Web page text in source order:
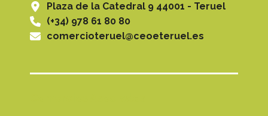
Plaza de la Catedral 9 44001 - Teruel
(+34) 978 61 80 80
comercioteruel@ceoeteruel.es